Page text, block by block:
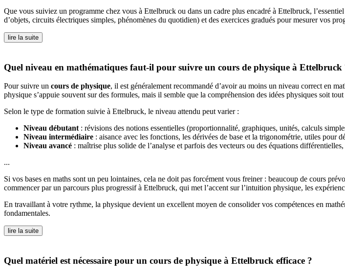
Que vous suiviez un programme chez vous à Ettelbruck ou dans un cadre plus encadré à Ettelbruck,
d’objets, circuits électriques simples, phénomènes du quotidien) et des exercices gradués pour mesurer vos
lire la suite
Quel niveau en mathématiques faut-il pour suivre un cours de physique à Ettelbruck
Pour suivre un cours de physique, il est généralement recommandé d’avoir au moins un niveau correct en
physique s’appuie souvent sur des formules, mais il semble que la compréhension des idées physiques soit
Selon le type de formation suivie à Ettelbruck, le niveau attendu peut varier :
Niveau débutant: révisions des notions essentielles (proportionnalité, graphiques, unités, calculs
Niveau intermédiaire : aisance avec les fonctions, les dérivées de base et la trigonométrie, utiles pour
Niveau avancé : maîtrise plus solide de l’analyse et parfois des vecteurs ou des équations
...
Si vos bases en maths sont un peu lointaines, cela ne doit pas forcément vous freiner : beaucoup de cours
commencer par un parcours plus progressif à Ettelbruck, qui met l’accent sur l’intuition physique, les
En travaillant à votre rythme, la physique devient un excellent moyen de consolider vos compétences en
fondamentales.
lire la suite
Quel matériel est nécessaire pour un cours de physique à Ettelbruck efficace ?